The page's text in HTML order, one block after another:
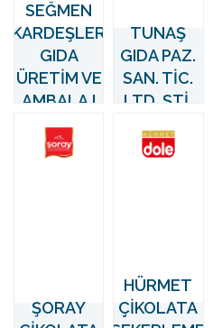
SEĞMEN
KARDEŞLER
GIDA
ÜRETİM VE
AMBALAJ
SANAYİ A.Ş.
TUNAŞ
GIDA PAZ.
SAN. TİC.
LTD. ŞTİ.
ŞORAY
HÜRMET
ÇİKOLATA